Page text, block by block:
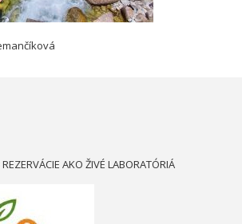
AKO ŽIVÉ LABORATÓRIÁ